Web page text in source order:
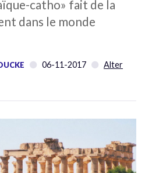
catho» fait de la
dans le monde
06-11-2017
Alter